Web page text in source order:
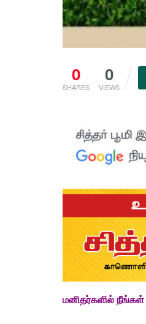
0
SHARES
0
VIEWS
மனிதர்களில்